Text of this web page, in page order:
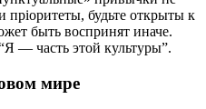
пріоритеты, будьте открыты к
быть воспринят иначе.
— часть этой культуры”.
мире